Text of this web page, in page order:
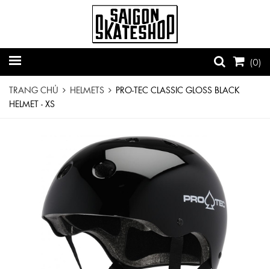
(0)
TRANG CHỦ HELMETS
PRO-TEC CLASSIC GLOSS BLACK
HELMET - XS